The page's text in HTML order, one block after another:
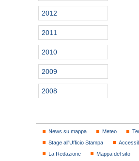
2012
2011
2010
2009
2008
News su mappa Meteo
Stage all'Ufficio Stampa
La Redazione
Mappa del sito